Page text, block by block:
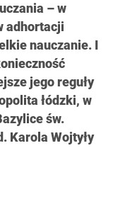
– w
adhortacji
nauczanie. I
jego reguły
łódzki, w
św.
Karola Wojtyły